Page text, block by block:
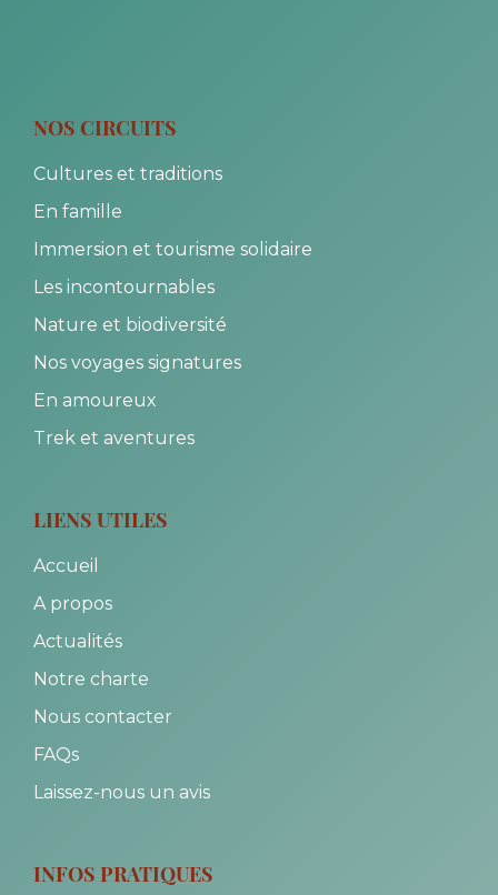
NOS CIRCUITS
Cultures et traditions
En famille
Immersion et tourisme solidaire
Les incontournables
Nature et biodiversité
Nos voyages signatures
En amoureux
Trek et aventures
LIENS UTILES
Accueil
A propos
Actualités
Notre charte
Nous contacter
FAQs
Laissez-nous un avis
INFOS PRATIQUES